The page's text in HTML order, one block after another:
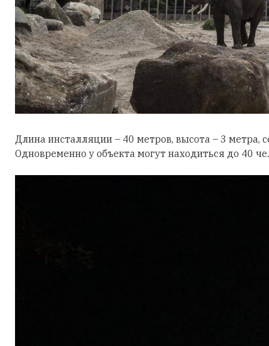
Длина инсталляции – 40 метров, высота – 3 метра,
Одновременно у объекта могут находиться до 40